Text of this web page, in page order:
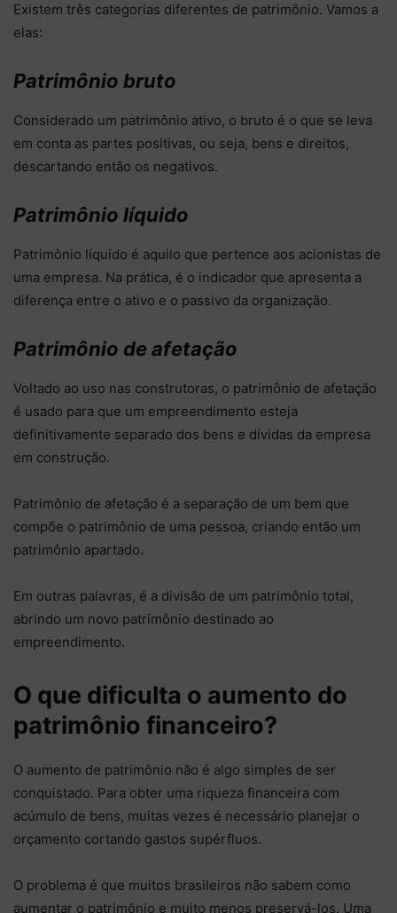
Existem três categorias diferentes de patrimônio. Vamos a
elas:
Patrimônio bruto
Considerado um patrimônio ativo, o bruto é o que se leva
em conta as partes positivas, ou seja, bens e direitos,
descartando então os negativos.
Patrimônio líquido
Patrimônio líquido é aquilo que pertence aos acionistas de
uma empresa. Na prática, é o indicador que apresenta a
diferença entre o ativo e o passivo da organização.
Patrimônio de afetação
Voltado ao uso nas construtoras, o patrimônio de afetação
é usado para que um empreendimento esteja
definitivamente separado dos bens e dívidas da empresa
em construção.
Patrimônio de afetação é a separação de um bem que
compõe o patrimônio de uma pessoa, criando então um
patrimônio apartado.
Em outras palavras, é a divisão de um patrimônio total,
abrindo um novo patrimônio destinado ao
empreendimento.
O que dificulta o aumento do
patrimônio financeiro?
O aumento de patrimônio não é algo simples de ser
conquistado. Para obter uma riqueza financeira com
acúmulo de bens, muitas vezes é necessário planejar o
orçamento cortando gastos supérfluos.
O problema é que muitos brasileiros não sabem como
aumentar o patrimônio e muito menos preservá-los. Uma